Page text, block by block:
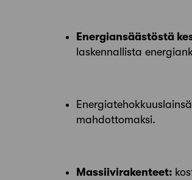
Energiansäästöstä
laskennallista
mahdottomaksi.
Massiivirakenteet: